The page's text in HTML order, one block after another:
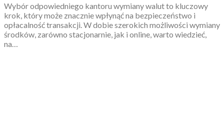
Wybór odpowiedniego kantoru wymiany walut to kluczowy
krok, który może znacznie wpłynąć na bezpieczeństwo i
opłacalność transakcji. W dobie szerokich możliwości wymiany
środków, zarówno stacjonarnie, jak i online, warto wiedzieć,
na…